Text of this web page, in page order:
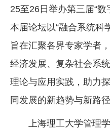
25至26日举办第三届“数
本届论坛以“融合系统科
旨在汇聚各界专家学者
经济发展、复杂社会系
理论与应用实践，助力
同发展的新趋势与新路径
上海理工大学管理